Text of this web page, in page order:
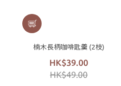
楠木長柄咖啡匙羹 (2枝)
HK$39.00
HK$49.00